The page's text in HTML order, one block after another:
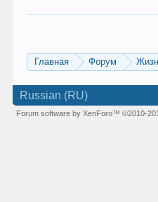
Главная Форум
Russian (RU)
Forum software by XenForo™©2010-